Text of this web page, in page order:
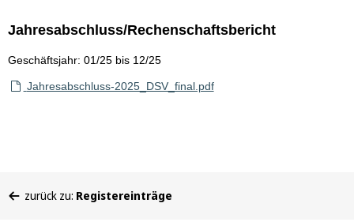
Jahresabschluss/Rechenschaftsbericht
Geschäftsjahr: 01/25 bis 12/25
Jahresabschluss-2025_DSV_final.pdf
befinden
zurück zu: Registereinträge